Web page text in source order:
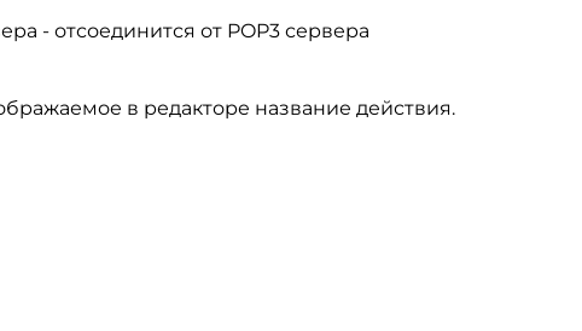
- отсоединится от POP3 сервера
в редакторе название действия.